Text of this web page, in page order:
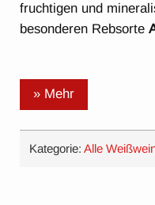
fruchtigen und
besonderen Rebsorte
» Mehr
Kategorie:Alle